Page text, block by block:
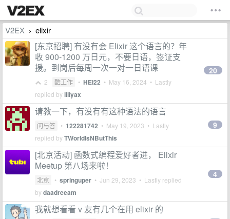
V2EX › elixir
[东京招聘] 有没有会 Elixir 这个语言的？年
收 900-1200 万日元，不要日语，签证支
援。到岗后每周一次一对一日语课
2 酷工作 • HEI22 • May 16, 2024 • Lastly
replied byliliyax
20
请教一下，有没有有这种语法的语言
问与答 • 122281742 • May 19, 2023 • Lastly
replied byTWorldIsNButThis
9
[北京活动] 函数式编程爱好者进， Elixir
Meetup 第八场来啦！
北京 • springuper • Jun 29, 2023 • Lastly replied
bydaadreeam
4
我就想看看 v 友有几个在用 elixir 的